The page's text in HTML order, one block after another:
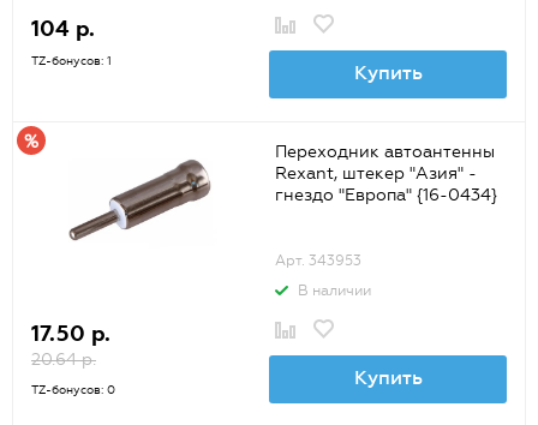
104 р.
TZ-бонусов: 1 Купить
Переходник автоантенны
Rexant, штекер "Азия" -
гнездо "Европа" {16-0434}
Арт. 343953
В наличии
17.50 р.
20.64 р.
TZ-бонусов: 0
Купить